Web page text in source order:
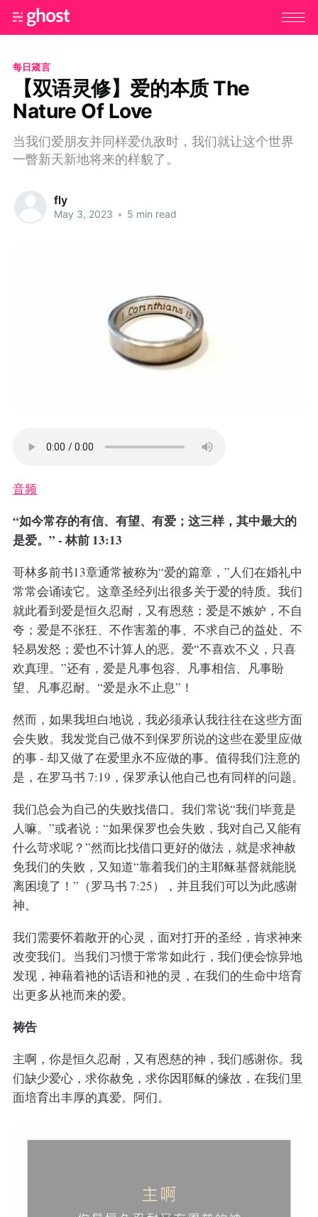
每日箴言
【双语灵修】爱的本质 The
Nature Of Love
当我们爱朋友并同样爱仇敌时，我们就让这个世界
一瞥新天新地将来的样貌了。
fly
May 3, 2023 • 5 min read
音频
“如今常存的有信、有望、有爱；这三样，其中最大的
是爱。” - 林前 13:13
哥林多前书13章通常被称为“爱的篇章，”人们在婚礼中
常常会诵读它。这章圣经列出很多关于爱的特质。我们
就此看到爱是恒久忍耐，又有恩慈；爱是不嫉妒，不自
夸；爱是不张狂、不作害羞的事、不求自己的益处、不
轻易发怒；爱也不计算人的恶。爱“不喜欢不义，只喜
欢真理。”还有，爱是凡事包容、凡事相信、凡事盼
望、凡事忍耐。“爱是永不止息”！
然而，如果我坦白地说，我必须承认我往往在这些方面
会失败。我发觉自己做不到保罗所说的这些在爱里应做
的事 - 却又做了在爱里永不应做的事。值得我们注意的
是，在罗马书 7:19，保罗承认他自己也有同样的问题。
我们总会为自己的失败找借口。我们常说“我们毕竟是
人嘛。”或者说：“如果保罗也会失败，我对自己又能有
什么苛求呢？”然而比找借口更好的做法，就是求神赦
免我们的失败，又知道“靠着我们的主耶稣基督就能脱
离困境了！”（罗马书 7:25），并且我们可以为此感谢
神。
我们需要怀着敞开的心灵，面对打开的圣经，肯求神来
改变我们。当我们习惯于常常如此行，我们便会惊异地
发现，神藉着衪的话语和衪的灵，在我们的生命中培育
出更多从衪而来的爱。
祷告
主啊，你是恒久忍耐，又有恩慈的神，我们感谢你。我
们缺少爱心，求你赦免，求你因耶稣的缘故，在我们里
面培育出丰厚的真爱。阿们。